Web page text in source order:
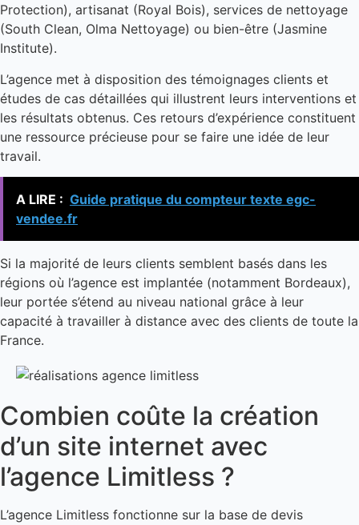
Protection), artisanat (Royal Bois), services de nettoyage
(South Clean, Olma Nettoyage) ou bien-être (Jasmine
Institute).
L’agence met à disposition des témoignages clients et
études de cas détaillées qui illustrent leurs interventions et
les résultats obtenus. Ces retours d’expérience constituent
une ressource précieuse pour se faire une idée de leur
travail.
A LIRE : Guide pratique du compteur texte egc-
vendee.fr
Si la majorité de leurs clients semblent basés dans les
régions où l’agence est implantée (notamment Bordeaux),
leur portée s’étend au niveau national grâce à leur
capacité à travailler à distance avec des clients de toute la
France.
Combien coûte la création
d’un site internet avec
l’agence Limitless ?
L’agence Limitless fonctionne sur la base de devis